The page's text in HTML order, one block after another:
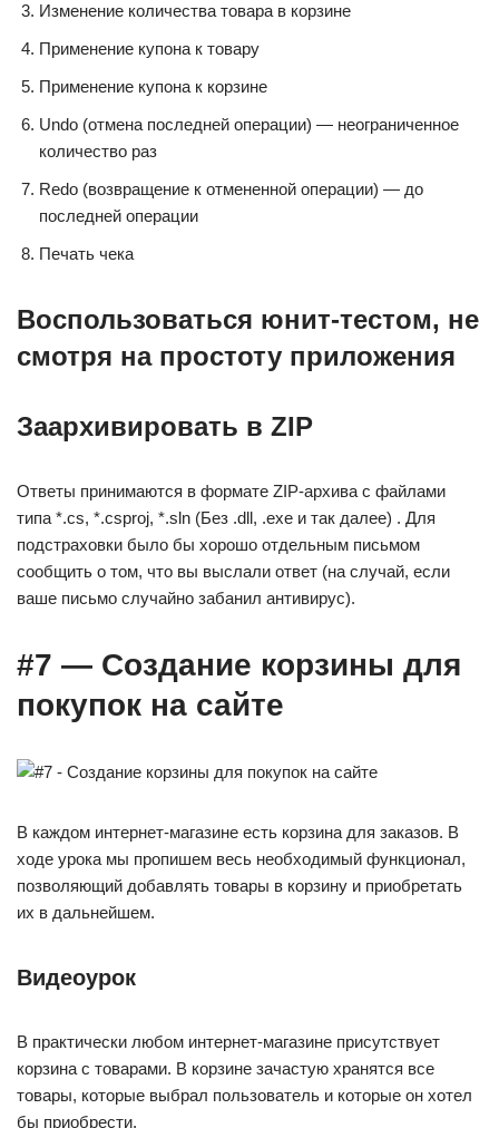
Изменение количества товара в корзине
Применение купона к товару
Применение купона к корзине
Undo (отмена последней операции) — неограниченное
количество раз
Redo (возвращение к отмененной операции) — до
последней операции
Печать чека
Воспользоваться юнит-тестом, не
смотря на простоту приложения
Заархивировать в ZIP
Ответы принимаются в формате ZIP-архива с файлами
типа *.cs, *.csproj, *.sln (Без .dll, .exe и так далее) . Для
подстраховки было бы хорошо отдельным письмом
сообщить о том, что вы выслали ответ (на случай, если
ваше письмо случайно забанил антивирус).
#7 — Создание корзины для
покупок на сайте
В каждом интернет-магазине есть корзина для заказов. В
ходе урока мы пропишем весь необходимый функционал,
позволяющий добавлять товары в корзину и приобретать
их в дальнейшем.
Видеоурок
В практически любом интернет-магазине присутствует
корзина с товарами. В корзине зачастую хранятся все
товары, которые выбрал пользователь и которые он хотел
бы приобрести.